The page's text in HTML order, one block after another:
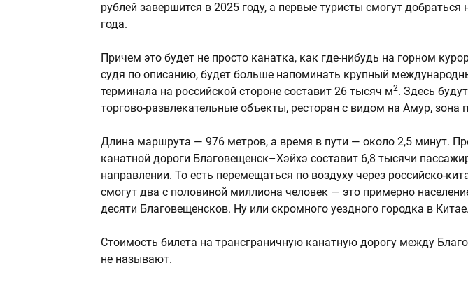
рублей завершится в 2025 году, а первые туристы смогут добраться
года.
Причем это будет не просто канатка, как где-нибудь на горном
судя по описанию, будет больше напоминать крупный
терминала на российской стороне составит 26 тысяч м2. Здесь
торгово-развлекательные объекты, ресторан с видом на Амур, зона
Длина маршрута — 976 метров, а время в пути — около 2,5 минут.
канатной дороги Благовещенск–Хэйхэ составит 6,8 тысячи
направлении. То есть перемещаться по воздуху через российско-
смогут два с половиной миллиона человек — это примерно
десяти Благовещенсков. Ну или скромного уездного городка в Китае.
Стоимость билета на трансграничную канатную дорогу между
не называют.